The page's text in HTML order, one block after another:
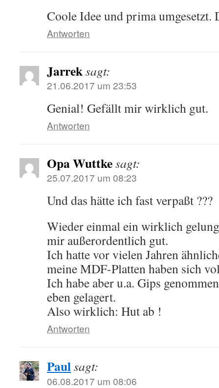
Coole Idee und prima umgesetzt.
Antworten
Jarreksagt:
21.06.2017 um 23:53
Genial! Gefällt mir wirklich gut.
Antworten
Opa Wuttkesagt:
25.07.2017 um 08:23
Und das hätte ich fast verpaßt ???
Wieder einmal ein wirklich
mir außerordentlich gut.
Ich hatte vor vielen Jahren
meine MDF-Platten haben sich
Ich habe aber u.a. Gips
eben gelagert.
Also wirklich: Hut ab !
Antworten
Paulsagt:
06.08.2017 um 08:06